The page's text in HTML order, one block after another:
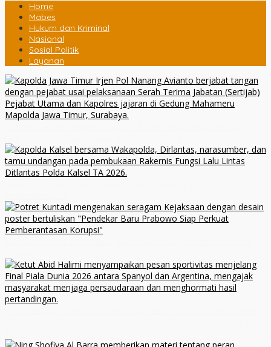
Home
Mabes
Hukum dan Kriminal
Nasional
Sosial Politik
Layanan